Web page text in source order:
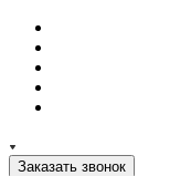
Заказать звонок